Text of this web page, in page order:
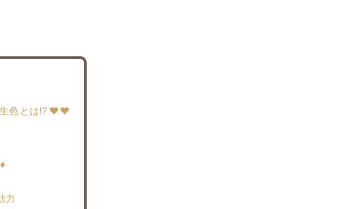
色とは!? ♥♥
力